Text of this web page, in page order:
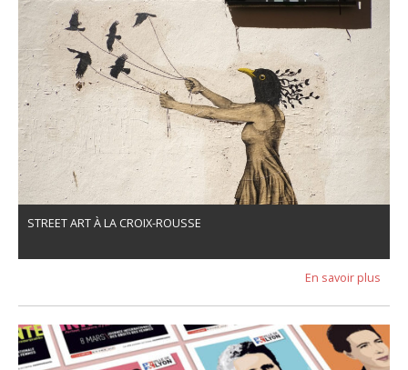
STREET ART À LA CROIX-ROUSSE
En savoir plus